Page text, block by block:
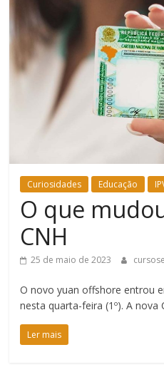
Estar
Curiosidades Educação
O que
CNH
25 de maio de 2023
O novo yuan offshore entrou
nesta quarta-feira (1º). A nova
Ler mais